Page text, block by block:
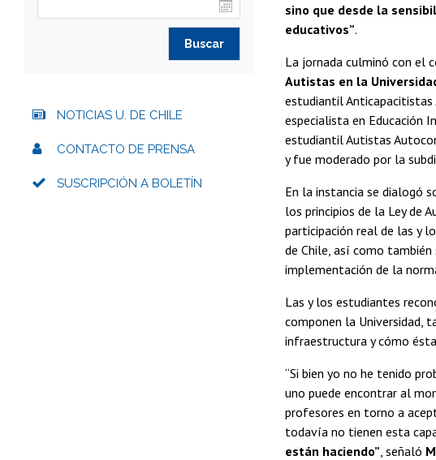
sino que desde la
educativos”.
La jornada culminó con el
Autistas en la
estudiantil Anticapacitistas
especialista en Educación
estudiantil Autistas
y fue moderado por la
En la instancia se dialogó
los principios de la Ley de
participación real de las y
de Chile, así como
implementación de la
Las y los estudiantes
componen la Universidad,
infraestructura y cómo
“Si bien yo no he tenido
uno puede encontrar al
profesores en torno a
todavía no tienen esta
están haciendo” , señaló
NOTICIAS U. DE CHILE
CONTACTO DE PRENSA
SUSCRIPCIÓN A BOLETÍN